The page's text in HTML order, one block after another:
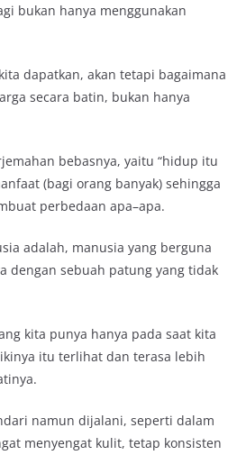
bukan hanya menggunakan
dapatkan, akan tetapi bagaimana
secara batin, bukan hanya
bebasnya, yaitu “hidup itu
(bagi orang banyak) sehingga
perbedaan apa–apa.
adalah, manusia yang berguna
dengan sebuah patung yang tidak
kita punya hanya pada saat kita
itu terlihat dan terasa lebih
namun dijalani, seperti dalam
menyengat kulit, tetap konsisten